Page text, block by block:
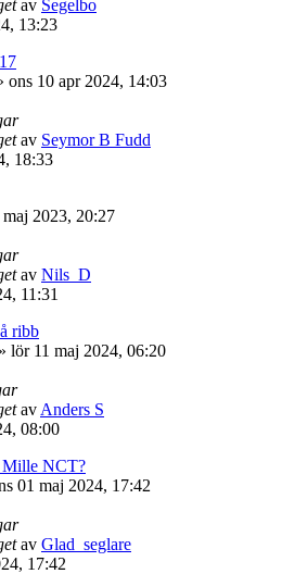
av Segelbo
13:23
ons 10 apr 2024, 14:03
av Seymor B Fudd
18:33
2023, 20:27
av Nils_D
11:31
ribb
» lör 11 maj 2024, 06:20
av Anders S
08:00
Mille NCT?
01 maj 2024, 17:42
av Glad_seglare
17:42